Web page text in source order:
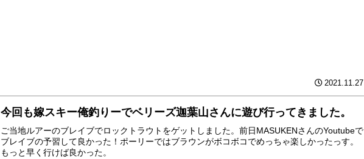
2021.11.27
今回も嫁スキー俺釣りーでベリーズ迦葉山さんに遊び行ってきました。
ご当地ルアーのブレイブでロックトラウトをゲットしました。前日MASUKENさんのYoutubeで
ブレイブの予習して良かった！ポーリーではブラウンがボコボコでめっちゃ楽しかったっす。
もっと早く行けば良かった。